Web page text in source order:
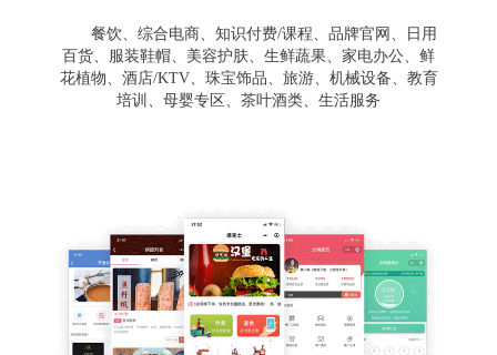
餐饮、综合电商、知识付费/课程、品牌官网、日用
百货、服装鞋帽、美容护肤、生鲜蔬果、家电办公、鲜
花植物、酒店/KTV、珠宝饰品、旅游、机械设备、教育
培训、母婴专区、茶叶酒类、生活服务